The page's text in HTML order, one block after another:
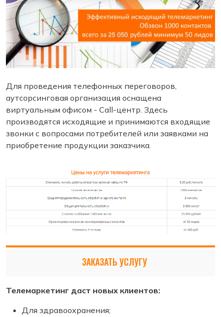
Для проведения телефонных переговоров,
аутсорсинговая организация оснащена
виртуальным офисом - Call-центр. Здесь
производятся исходящие и принимаются входящие
звонки с вопросами потребителей или заявками на
приобретение продукции заказчика.
ЗАКАЗАТЬ УСЛУГУ
Телемаркетинг даст новых клиентов:
Для здравоохранения;